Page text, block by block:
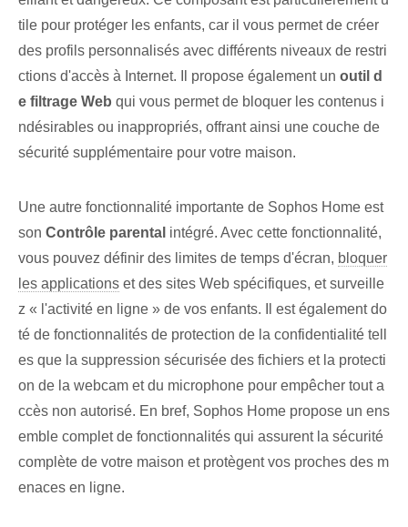
tile pour protéger les enfants, car il vous permet de créer
des profils personnalisés avec différents niveaux de restri
ctions d'accès à Internet. Il propose également un outil d
e filtrage Web qui vous permet de bloquer les contenus i
ndésirables ou inappropriés, offrant ainsi une couche de
sécurité supplémentaire pour votre maison.
Une autre fonctionnalité importante de Sophos Home est
son Contrôle parental intégré. Avec cette fonctionnalité,
vous pouvez définir des limites de temps d'écran, bloquer
les applications et des sites Web spécifiques, et‌ surveille
z « l'activité en ligne » de vos enfants. Il est également do
té de fonctionnalités de protection de la confidentialité tell
es que la suppression sécurisée des fichiers et la protecti
on de la webcam et du microphone pour empêcher tout a
ccès non autorisé. En bref, Sophos Home propose un ens
emble complet de fonctionnalités qui assurent la sécurité
complète de votre maison et protègent vos proches des m
enaces en ligne.